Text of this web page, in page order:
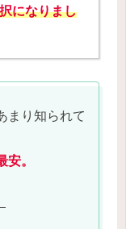
になりまし
まり知られて
安。